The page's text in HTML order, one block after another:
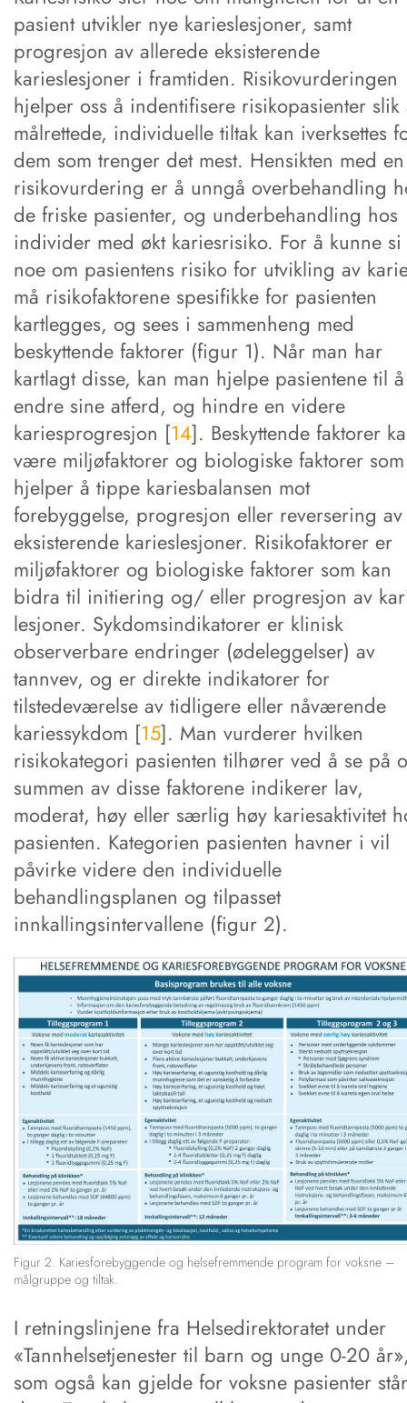
pasient utvikler nye karieslesjoner, samt
progresjon av allerede eksisterende
karieslesjoner i framtiden. Risikovurderingen
hjelper oss å indentifisere risikopasienter slik
målrettede, individuelle tiltak kan iverksettes
dem som trenger det mest. Hensikten med en
risikovurdering er å unngå overbehandling
de friske pasienter, og underbehandling hos
individer med økt kariesrisiko. For å kunne si
noe om pasientens risiko for utvikling av
må risikofaktorene spesifikke for pasienten
kartlegges, og sees i sammenheng med
beskyttende faktorer (figur 1). Når man har
kartlagt disse, kan man hjelpe pasientene til å
endre sine atferd, og hindre en videre
kariesprogresjon [14]. Beskyttende faktorer
være miljøfaktorer og biologiske faktorer som
hjelper å tippe kariesbalansen mot
forebyggelse, progresjon eller reversering av
eksisterende karieslesjoner. Risikofaktorer er
miljøfaktorer og biologiske faktorer som kan
bidra til initiering og/ eller progresjon av
lesjoner. Sykdomsindikatorer er klinisk
observerbare endringer (ødeleggelser) av
tannvev, og er direkte indikatorer for
tilstedeværelse av tidligere eller nåværende
kariessykdom [15]. Man vurderer hvilken
risikokategori pasienten tilhører ved å se på
summen av disse faktorene indikerer lav,
moderat, høy eller særlig høy kariesaktivitet
pasienten. Kategorien pasienten havner i vil
påvirke videre den individuelle
behandlingsplanen og tilpasset
innkallingsintervallene (figur 2).
Figur 2. Kariesforebyggende og helsefremmende program for voksne –
målgruppe og tiltak.
I retningslinjene fra Helsedirektoratet under
«Tannhelsetjenester til barn og unge 0-20
som også kan gjelde for voksne pasienter står